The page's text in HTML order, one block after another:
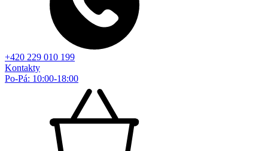
+420 229 010 199
Kontakty
Po-Pá: 10:00-18:00